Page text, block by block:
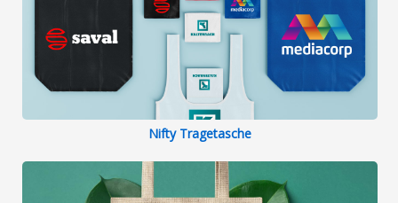
Nifty Tragetasche